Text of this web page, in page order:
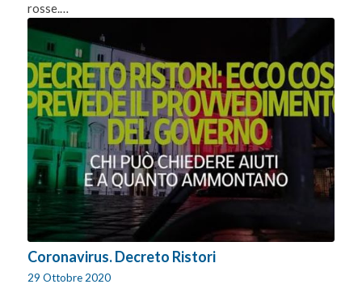
rosse.…
Coronavirus. Decreto Ristori
29 Ottobre 2020